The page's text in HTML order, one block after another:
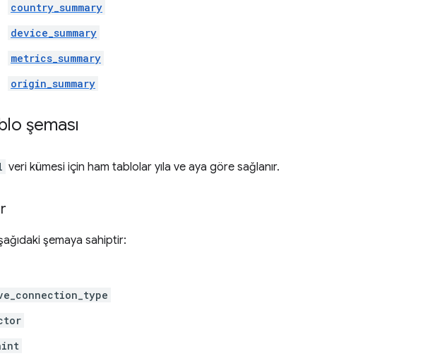
country_summary
device_summary
metrics_summary
origin_summary
şeması
veri kümesi için ham tablolar yıla ve aya göre sağlanır.
şemaya sahiptir: